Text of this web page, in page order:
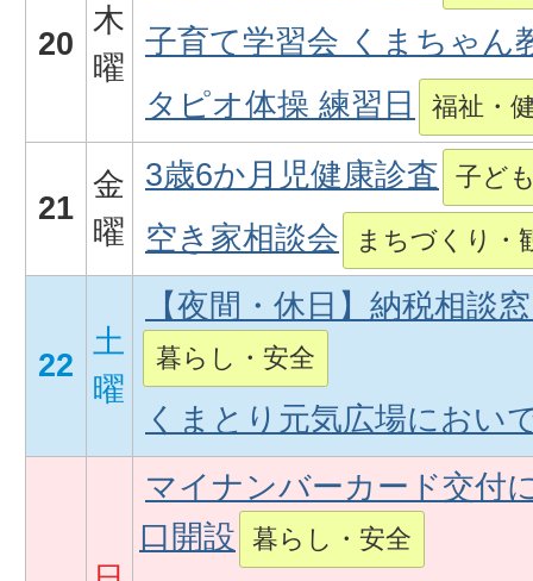
20
木
曜
子育て学習会 くまちゃん
タピオ体操 練習日
福祉・
21
金
曜
3歳6か月児健康診査 子ど
空き家相談会 まちづくり・
22
土
曜
【夜間・休日】納税相談
暮らし・安全
くまとり元気広場におい
マイナンバーカード交付
口開設 暮らし・安全